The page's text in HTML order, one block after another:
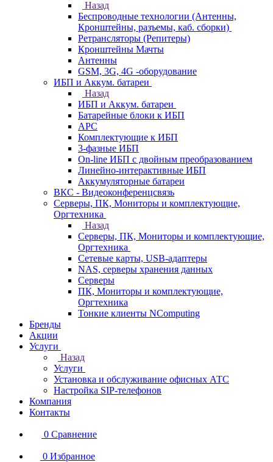
Назад
Беспроводные технологии (Антенны,
Кронштейны, разъемы, каб. сборки)
Ретрансляторы (Репитеры)
Кронштейны Мачты
Антенны
GSM, 3G, 4G -оборудование
ИБП и Аккум. батареи
Назад
ИБП и Аккум. батареи
Батарейные блоки к ИБП
APC
Комплектующие к ИБП
3-фазные ИБП
On-line ИБП с двойным преобразованием
Линейно-интерактивные ИБП
Аккумуляторные батареи
ВКС - Видеоконференцсвязь
Серверы, ПК, Мониторы и комплектующие,
Оргтехника
Назад
Серверы, ПК, Мониторы и комплектующие,
Оргтехника
Сетевые карты, USB-адаптеры
NAS, серверы хранения данных
Серверы
ПК, Мониторы и комплектующие,
Оргтехника
Тонкие клиенты NComputing
Бренды
Акции
Услуги
Назад
Услуги
Установка и обслуживание офисных АТС
Настройка SIP-телефонов
Компания
Контакты
0 Сравнение
0 Избранное